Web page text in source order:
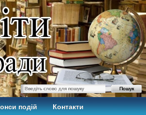
подій Контакти